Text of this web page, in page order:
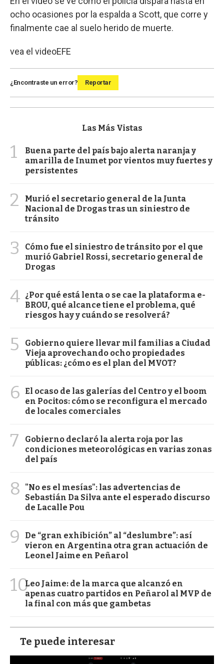
ocho ocasiones por la espalda a Scott, que corre y
finalmente cae al suelo herido de muerte.
vea el videoEFE
¿Encontraste un error? Reportar
Las Más Vistas
1
Buena parte del país bajo alerta naranja y
amarilla de Inumet por vientos muy fuertes y
persistentes
2
Murió el secretario general de la Junta
Nacional de Drogas tras un siniestro de
tránsito
3
Cómo fue el siniestro de tránsito por el que
murió Gabriel Rossi, secretario general de
Drogas
4 ¿Por qué está lenta o se cae la plataforma e-
BROU, qué alcance tiene el problema, qué
riesgos hay y cuándo se resolverá?
5
Gobierno quiere llevar mil familias a Ciudad
Vieja aprovechando ocho propiedades
públicas: ¿cómo es el plan del MVOT?
6
El ocaso de las galerías del Centro y el boom
en Pocitos: cómo se reconfigura el mercado
de locales comerciales
7
Gobierno declaró la alerta roja por las
condiciones meteorológicas en varias zonas
del país
8
"No es el mesías": las advertencias de
Sebastián Da Silva ante el esperado discurso
de Lacalle Pou
9
De “gran exhibición” al “deslumbre”: así
vieron en Argentina otra gran actuación de
Leonel Jaime en Peñarol
10Leo Jaime: de la marca que alcanzó en
apenas cuatro partidos en Peñarol al MVP de
la final con más que gambetas
Te puede interesar